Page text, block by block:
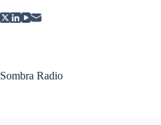
al
Sombra Radio